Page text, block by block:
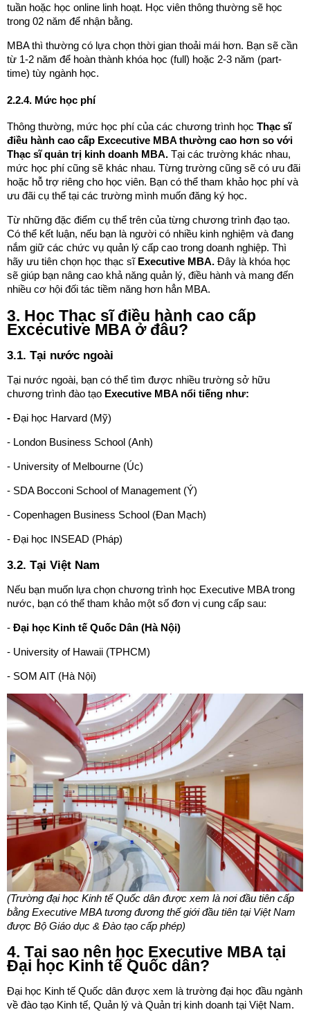
tuần hoặc học online linh hoạt. Học viên thông thường sẽ học
trong 02 năm để nhận bằng.
MBA thì thường có lựa chọn thời gian thoải mái hơn. Bạn sẽ cần
từ 1-2 năm để hoàn thành khóa học (full) hoặc 2-3 năm (part-
time) tùy ngành học.
2.2.4. Mức học phí
Thông thường, mức học phí của các chương trình học Thạc sĩ
điều hành cao cấp Excecutive MBA thường cao hơn so với
Thạc sĩ quản trị kinh doanh MBA. Tại các trường khác nhau,
mức học phí cũng sẽ khác nhau. Từng trường cũng sẽ có ưu đãi
hoặc hỗ trợ riêng cho học viên. Bạn có thể tham khảo học phí và
ưu đãi cụ thể tại các trường mình muốn đăng ký học.
Từ những đặc điểm cụ thể trên của từng chương trình đạo tạo.
Có thể kết luận, nếu bạn là người có nhiều kinh nghiệm và đang
nắm giữ các chức vụ quản lý cấp cao trong doanh nghiệp. Thì
hãy ưu tiên chọn học thạc sĩ Executive MBA. Đây là khóa học
sẽ giúp bạn nâng cao khả năng quản lý, điều hành và mang đến
nhiều cơ hội đối tác tiềm năng hơn hẳn MBA.
3. Học Thạc sĩ điều hành cao cấp
Excecutive MBA ở đâu?
3.1. Tại nước ngoài
Tại nước ngoài, bạn có thể tìm được nhiều trường sở hữu
chương trình đào tạo Executive MBA nổi tiếng như:
- Đại học Harvard (Mỹ)
- London Business School (Anh)
- University of Melbourne (Úc)
- SDA Bocconi School of Management (Ý)
- Copenhagen Business School (Đan Mạch)
- Đại học INSEAD (Pháp)
3.2. Tại Việt Nam
Nếu bạn muốn lựa chọn chương trình học Executive MBA trong
nước, bạn có thể tham khảo một số đơn vị cung cấp sau:
- Đại học Kinh tế Quốc Dân (Hà Nội)
- University of Hawaii (TPHCM)
- SOM AIT (Hà Nội)
(Trường đại học Kinh tế Quốc dân được xem là nơi đầu tiên cấp
bằng Executive MBA tương đương thế giới đầu tiên tại Việt Nam
được Bộ Giáo dục & Đào tạo cấp phép)
4. Tại sao nên học Executive MBA tại
Đại học Kinh tế Quốc dân?
Đại học Kinh tế Quốc dân được xem là trường đại học đầu ngành
về đào tạo Kinh tế, Quản lý và Quản trị kinh doanh tại Việt Nam.